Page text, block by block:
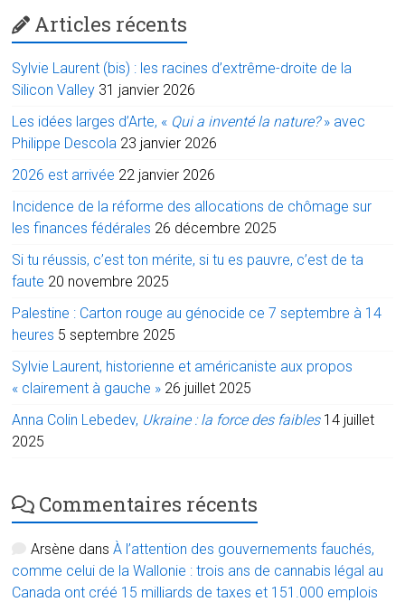
Articles récents
Sylvie Laurent (bis) : les racines d’extrême-droite de la
Silicon Valley 31 janvier 2026
Les idées larges d’Arte, « Qui a inventé la nature?» avec
Philippe Descola 23 janvier 2026
2026 est arrivée 22 janvier 2026
Incidence de la réforme des allocations de chômage sur
les finances fédérales 26 décembre 2025
Si tu réussis, c’est ton mérite, si tu es pauvre, c’est de ta
faute 20 novembre 2025
Palestine : Carton rouge au génocide ce 7 septembre à 14
heures 5 septembre 2025
Sylvie Laurent, historienne et américaniste aux propos
« clairement à gauche » 26 juillet 2025
Anna Colin Lebedev, Ukraine : la force des faibles 14 juillet
2025
Commentaires récents
Arsène dansÀ l’attention des gouvernements fauchés,
comme celui de la Wallonie : trois ans de cannabis légal au
Canada ont créé 15 milliards de taxes et 151.000 emplois